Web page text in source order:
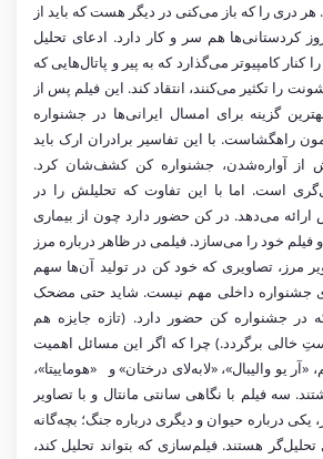
دری را که باز می‌کنی در دیگر هست که باید از
کردستانی‌ها هم سر و کار دارد. ادعای تحلیل
کامپیوتر می‌گذارد که به پیر و پاتال‌هایی که
را تکثیر می‌کنند، انتقاد کند. این فیلم پس از
گزینه برای امسال ایرانی‌ها در جشنواره
راهگشاست. با این تفاسیر برادران ارک باید
از آواره‌شدن، جشنواره کن کشف‌شان کرد.
است. اما با این تفاوت که تحلیلش را در
ارائه می‌دهد. در کن حضور دارد چون از بیماری
خود را می‌سازد. فیلمی در ظاهر درباره مرز
مرز، تصاویری که خود کن در تولید آن‌ها سهم
جشنواره داخلی مهم نیست. شاید حتی مضحک
در جشنواره کن حضور دارد. (تازه جایزه هم
خالی برگردد.) چرا که اگر این مسائل اهمیت
یو والیبال»، «لابه‌لای درختان» و «هوماییتا»،
سه فیلم با نگاهی سانتی مانتال و با تصاویر
درباره حیوان و دیگری درباره جنگ؛ بچه‌گانه
تحلیل‌گر هستند. فیلم‌سازی که بتواند تحلیل کند،